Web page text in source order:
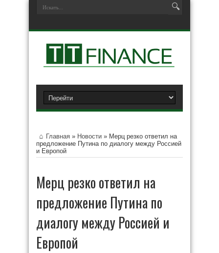
Главная » Новости » Мерц резко ответил на
предложение Путина по диалогу между Россией
и Европой
Мерц резко ответил на
предложение Путина по
диалогу между Россией и
Европой